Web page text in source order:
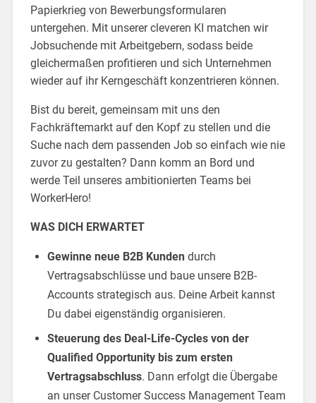
Papierkrieg von Bewerbungsformularen
untergehen. Mit unserer cleveren KI matchen wir
Jobsuchende mit Arbeitgebern, sodass beide
gleichermaßen profitieren und sich Unternehmen
wieder auf ihr Kerngeschäft konzentrieren können.
Bist du bereit, gemeinsam mit uns den
Fachkräftemarkt auf den Kopf zu stellen und die
Suche nach dem passenden Job so einfach wie nie
zuvor zu gestalten? Dann komm an Bord und
werde Teil unseres ambitionierten Teams bei
WorkerHero!
WAS DICH ERWARTET
Gewinne neue B2B Kundendurch
Vertragsabschlüsse und baue unsere B2B-
Accounts strategisch aus. Deine Arbeit kannst
Du dabei eigenständig organisieren.
Steuerung des Deal-Life-Cycles von der
Qualified Opportunity bis zum ersten
Vertragsabschluss. Dann erfolgt die Übergabe
an unser Customer Success Management Team